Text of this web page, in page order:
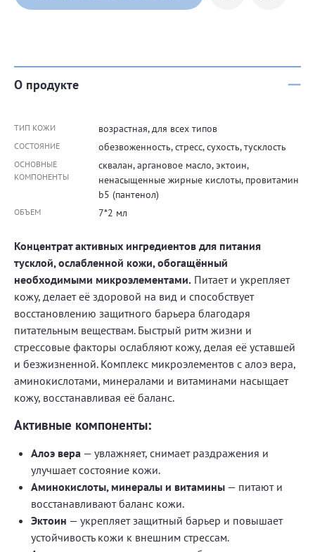
О продукте
ТИП КОЖИ возрастная, для всех типов
СОСТОЯНИЕ обезвоженность, стресс, сухость, тусклость
ОСНОВНЫЕ
КОМПОНЕНТЫ
сквалан, аргановое масло, эктоин,
ненасыщенные жирные кислоты, провитамин
b5 (пантенол)
ОБЪЕМ 7*2 мл
Концентрат активных ингредиентов для питания
тусклой, ослабленной кожи, обогащённый
необходимыми микроэлементами. Питает и укрепляет
кожу, делает её здоровой на вид и способствует
восстановлению защитного барьера благодаря
питательным веществам. Быстрый ритм жизни и
стрессовые факторы ослабляют кожу, делая её уставшей
и безжизненной. Комплекс микроэлементов с алоэ вера,
аминокислотами, минералами и витаминами насыщает
кожу, восстанавливая её баланс.
Активные компоненты:
Алоэ вера — увлажняет, снимает раздражения и
улучшает состояние кожи.
Аминокислоты, минералы и витамины — питают и
восстанавливают баланс кожи.
Эктоин — укрепляет защитный барьер и повышает
устойчивость кожи к внешним стрессам.